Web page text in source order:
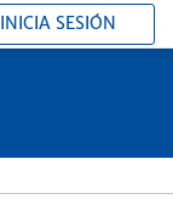
INICIA SESIÓN